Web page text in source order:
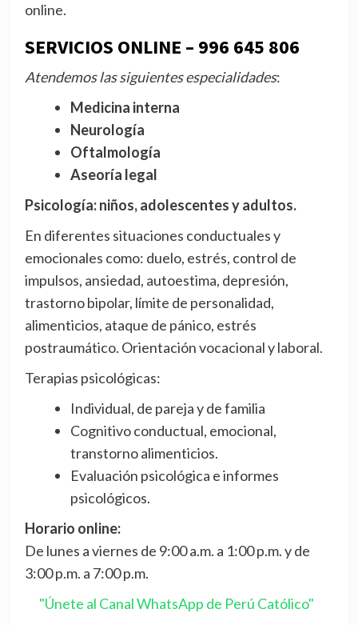
online.
SERVICIOS ONLINE – 996 645 806
Atendemos las siguientes especialidades:
Medicina interna
Neurología
Oftalmología
Aseoría legal
Psicología: niños, adolescentes y adultos.
En diferentes situaciones conductuales y
emocionales como: duelo, estrés, control de
impulsos, ansiedad, autoestima, depresión,
trastorno bipolar, límite de personalidad,
alimenticios, ataque de pánico, estrés
postraumático. Orientación vocacional y laboral.
Terapias psicológicas:
Individual, de pareja y de familia
Cognitivo conductual, emocional,
transtorno alimenticios.
Evaluación psicológica e informes
psicológicos.
Horario online:
De lunes a viernes de 9:00 a.m. a 1:00 p.m. y de
3:00 p.m. a 7:00 p.m.
"Únete al Canal WhatsApp de Perú Católico"